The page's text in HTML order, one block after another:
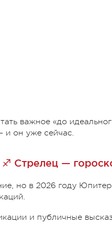
важное «до
и он уже сейчас.
♐ Стрелец —
но в 2026 году
и публичные